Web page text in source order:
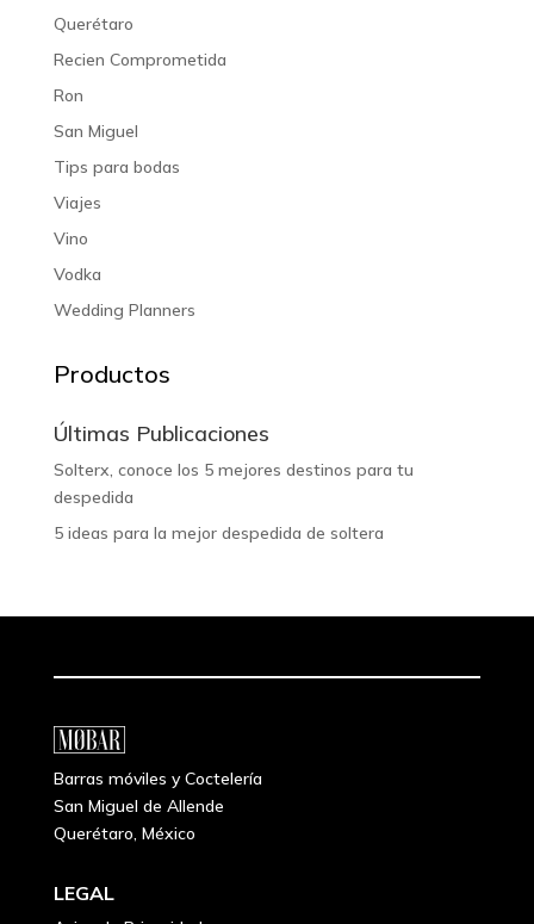
Querétaro
Recien Comprometida
Ron
San Miguel
Tips para bodas
Viajes
Vino
Vodka
Wedding Planners
Productos
Últimas Publicaciones
Solterx, conoce los 5 mejores destinos para tu
despedida
5 ideas para la mejor despedida de soltera
Barras móviles y Coctelería
San Miguel de Allende
Querétaro, México
LEGAL